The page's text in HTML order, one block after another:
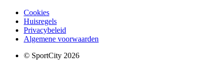
Cookies
Huisregels
Privacybeleid
Algemene voorwaarden
© SportCity 2026